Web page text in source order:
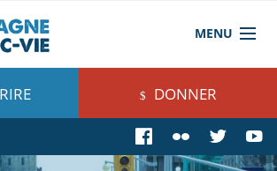
MENU
DONNER